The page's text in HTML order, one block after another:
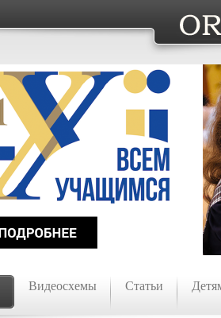
Видеосхемы Статьи